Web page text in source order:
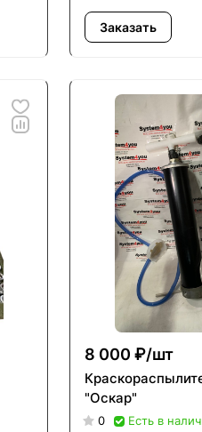
Заказать
8 000 ₽/шт
"Оскар"
0 Есть в